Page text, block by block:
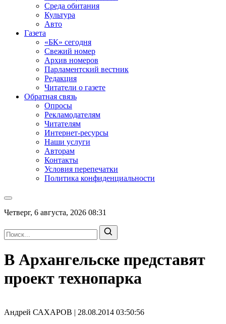
Среда обитания
Культура
Авто
Газета
«БК» сегодня
Свежий номер
Архив номеров
Парламентский вестник
Редакция
Читатели о газете
Обратная связь
Опросы
Рекламодателям
Читателям
Интернет-ресурсы
Наши услуги
Авторам
Контакты
Условия перепечатки
Политика конфиденциальности
Четверг, 6 августа, 2026 08:31
В Архангельске представят
проект технопарка
Андрей САХАРОВ | 28.08.2014 03:50:56